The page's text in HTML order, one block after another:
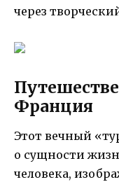
через
Франция
Этот вечный
о сущности
человека,